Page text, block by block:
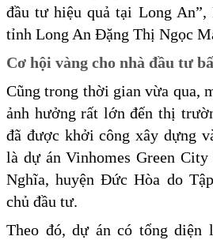
đầu tư hiệu quả tại Long
tỉnh Long An Đặng Thị Ngọc
Cơ hội vàng cho nhà đầu tư
Cũng trong thời gian vừa qua,
ảnh hưởng rất lớn đến thị
đã được khởi công xây dựng
là dự án Vinhomes Green
Nghĩa, huyện Đức Hòa do
chủ đầu tư.
Theo đó, dự án có tổng diện